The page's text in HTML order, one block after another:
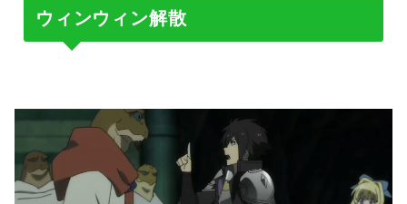
ウィンウィン解散